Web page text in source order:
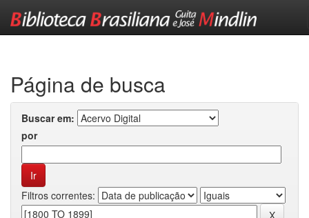
Página de busca
Buscar em:
por
Filtros correntes: